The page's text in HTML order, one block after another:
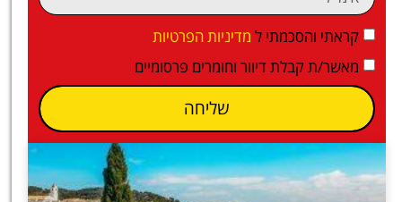
קראתי והסכמתי ל מדיניות הפרטיות
מאשר/ת קבלת דיוור וחומרים פרסומיים
שליחה